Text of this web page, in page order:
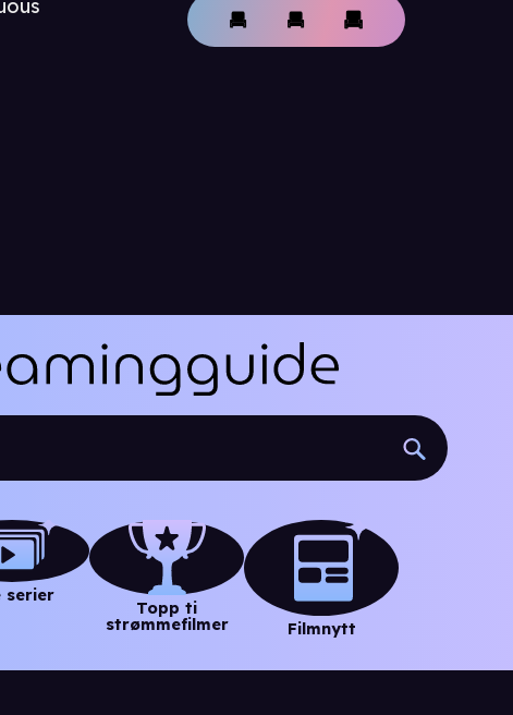
serier
Topp ti
strømmefilmer
Filmnytt